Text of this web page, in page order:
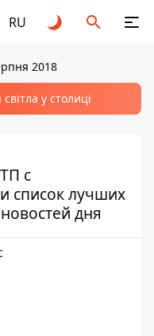
RU
2018
у столиці
с
список лучших
дня